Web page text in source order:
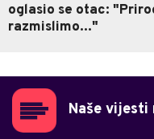
oglasio se otac:
razmislimo..."
Naše vijesti